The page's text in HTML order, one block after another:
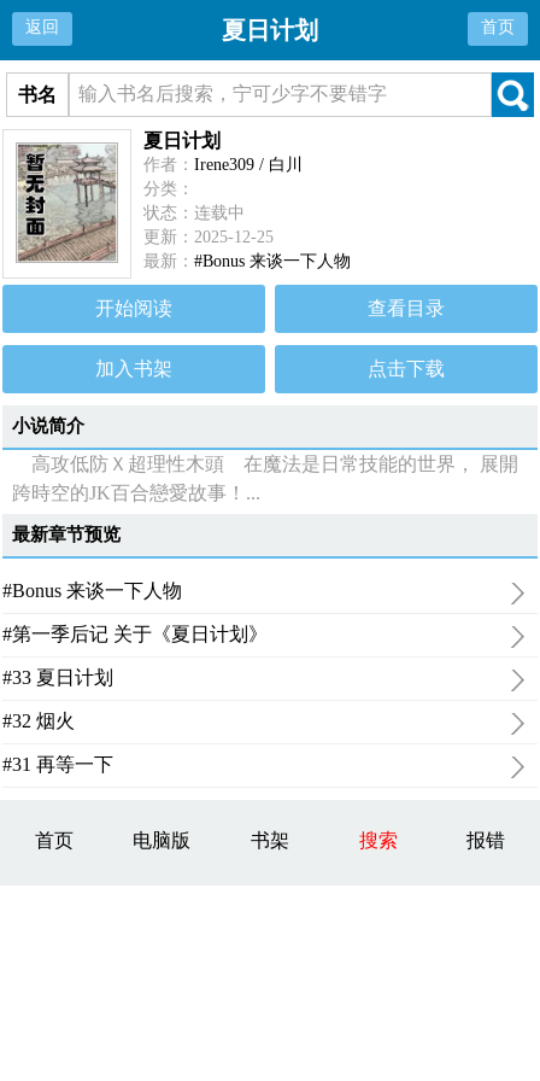
返回 夏日计划 首页
书名
夏日计划
作者：Irene309 / 白川
分类：
状态：连载中
更新：2025-12-25
最新：#Bonus 来谈一下人物
开始阅读 查看目录
加入书架 点击下载
小说简介
高攻低防Ｘ超理性木頭 在魔法是日常技能的世界， 展開
跨時空的JK百合戀愛故事！...
最新章节预览
#Bonus 来谈一下人物
#第一季后记 关于《夏日计划》
#33 夏日计划
#32 烟火
#31 再等一下
首页 电脑版 书架 搜索 报错